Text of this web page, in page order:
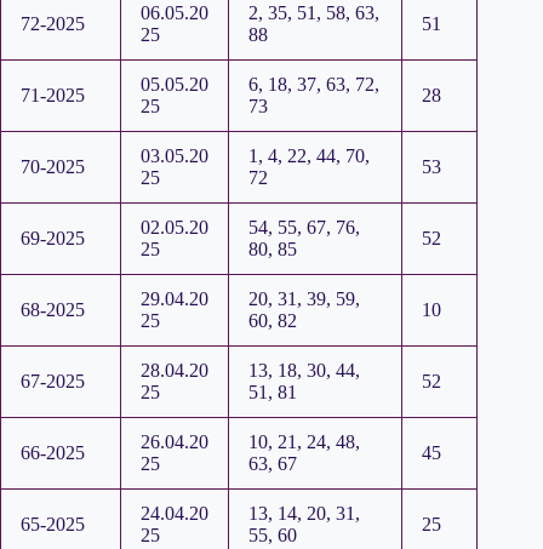
72-2025
06.05.20
25
2, 35, 51, 58, 63,
88
51
71-2025
05.05.20
25
6, 18, 37, 63, 72,
73
28
70-2025
03.05.20
25
1, 4, 22, 44, 70,
72
53
69-2025
02.05.20
25
54, 55, 67, 76,
80, 85
52
68-2025
29.04.20
25
20, 31, 39, 59,
60, 82
10
67-2025
28.04.20
25
13, 18, 30, 44,
51, 81
52
66-2025
26.04.20
25
10, 21, 24, 48,
63, 67
45
65-2025
24.04.20
25
13, 14, 20, 31,
55, 60
25